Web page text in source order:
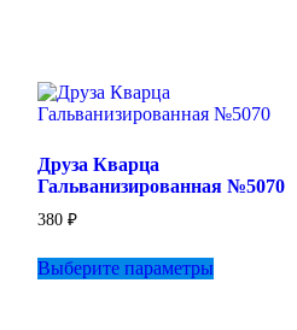
Друза Кварца
Гальванизированная №5070
380 ₽
Выберите параметрытовар